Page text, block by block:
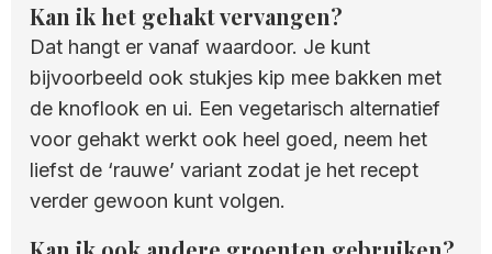
Kan ik het gehakt vervangen?
Dat hangt er vanaf waardoor. Je kunt
bijvoorbeeld ook stukjes kip mee bakken met
de knoflook en ui. Een vegetarisch alternatief
voor gehakt werkt ook heel goed, neem het
liefst de ‘rauwe’ variant zodat je het recept
verder gewoon kunt volgen.